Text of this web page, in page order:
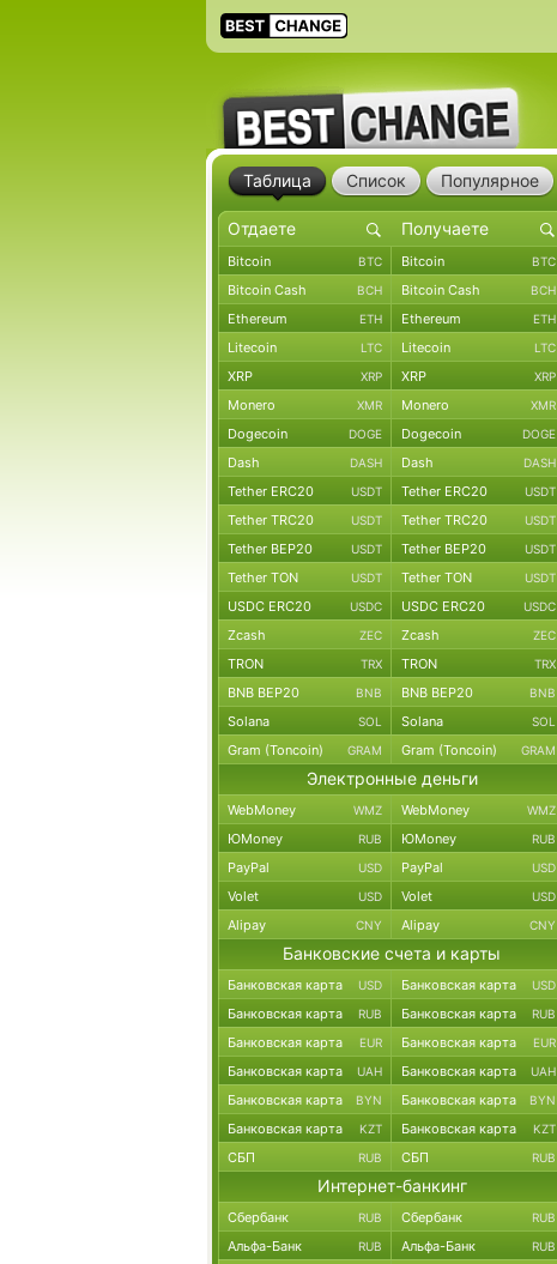
Таблица Список Популярное
Bitcoin BTC Bitcoin BTC
Bitcoin Cash BCH Bitcoin Cash BCH
Ethereum ETH Ethereum ETH
Litecoin LTC Litecoin LTC
XRP XRP XRP XRP
Monero XMR Monero XMR
Dogecoin DOGE Dogecoin DOGE
Dash DASH Dash DASH
Tether ERC20 USDT Tether ERC20 USDT
Tether TRC20 USDT Tether TRC20 USDT
Tether BEP20 USDT Tether BEP20 USDT
Tether TON USDT Tether TON USDT
USDC ERC20 USDC USDC ERC20 USDC
Zcash ZEC Zcash ZEC
TRON TRX TRON TRX
BNB BEP20 BNB BNB BEP20 BNB
Solana SOL Solana SOL
Gram (Toncoin) GRAM Gram (Toncoin) GRAM
Электронные деньги
WebMoney WMZ WebMoney WMZ
ЮMoney RUB ЮMoney RUB
PayPal USD PayPal USD
Volet USD Volet USD
Alipay CNY Alipay CNY
Банковские счета и карты
Банковская карта USD Банковская карта USD
Банковская карта RUB Банковская карта RUB
Банковская карта EUR Банковская карта EUR
Банковская карта UAH Банковская карта UAH
Банковская карта BYN Банковская карта BYN
Банковская карта KZT Банковская карта KZT
СБП RUB СБП RUB
Интернет-банкинг
Сбербанк RUB Сбербанк RUB
Альфа-Банк RUB Альфа-Банк RUB